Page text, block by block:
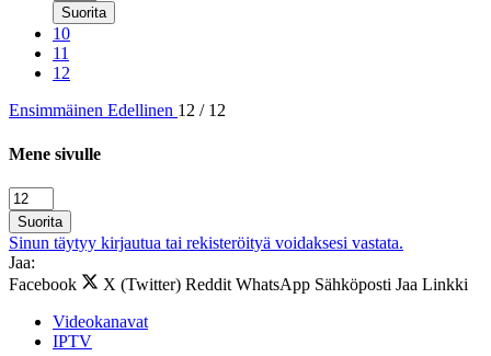
Suorita
10
11
12
Ensimmäinen Edellinen 12 / 12
Mene sivulle
Suorita
Sinun täytyy kirjautua tai rekisteröityä voidaksesi vastata.
Jaa:
Facebook
X (Twitter) Reddit WhatsApp Sähköposti Jaa Linkki
Videokanavat
IPTV